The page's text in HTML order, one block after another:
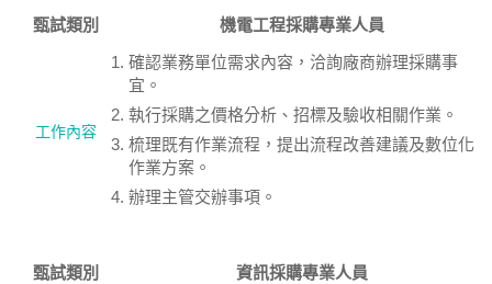
甄試類別 機電工程採購專業人員
工作內容
確認業務單位需求內容，洽詢廠商辦理採購事
宜。
執行採購之價格分析、招標及驗收相關作業。
梳理既有作業流程，提出流程改善建議及數位化
作業方案。
辦理主管交辦事項。
甄試類別 資訊採購專業人員